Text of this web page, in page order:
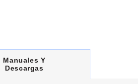
C
U
Manuales Y
Descargas